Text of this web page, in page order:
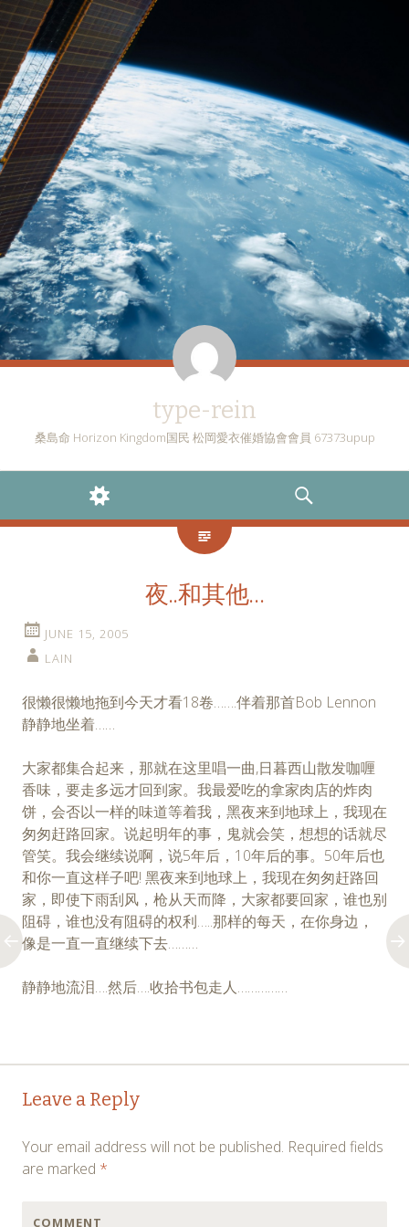
type-rein
桑島命 Horizon Kingdom国民 松岡愛衣催婚協會會員 67373upup
WIDGETS
SEARCH
夜..和其他…
JUNE 15, 2005
LAIN
很懒很懒地拖到今天才看18卷…….伴着那首Bob Lennon
静静地坐着……
大家都集合起来，那就在这里唱一曲,日暮西山散发咖喱
香味，要走多远才回到家。我最爱吃的拿家肉店的炸肉
饼，会否以一样的味道等着我，黑夜来到地球上，我现在
匆匆赶路回家。说起明年的事，鬼就会笑，想想的话就尽
管笑。我会继续说啊，说5年后，10年后的事。50年后也
和你一直这样子吧! 黑夜来到地球上，我现在匆匆赶路回
家，即使下雨刮风，枪从天而降，大家都要回家，谁也别
阻碍，谁也没有阻碍的权利…..那样的每天，在你身边，
像是一直一直继续下去………
静静地流泪….然后….收拾书包走人……………
Post
navigation
Leave a Reply
Your email address will not be published. Required fields
are marked *
COMMENT